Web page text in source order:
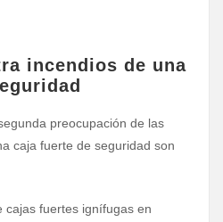
incendios de una
preocupación de las
caja fuerte de seguridad son
cajas fuertes ignífugas en